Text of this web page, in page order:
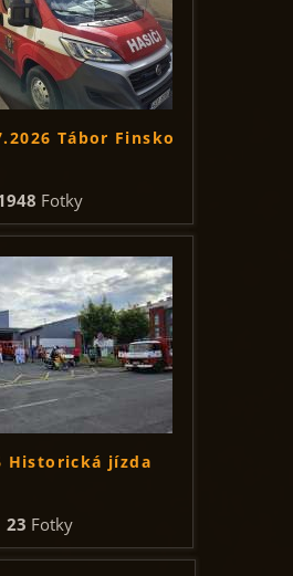
Tábor Finsko
Fotky
Historická jízda
23 Fotky